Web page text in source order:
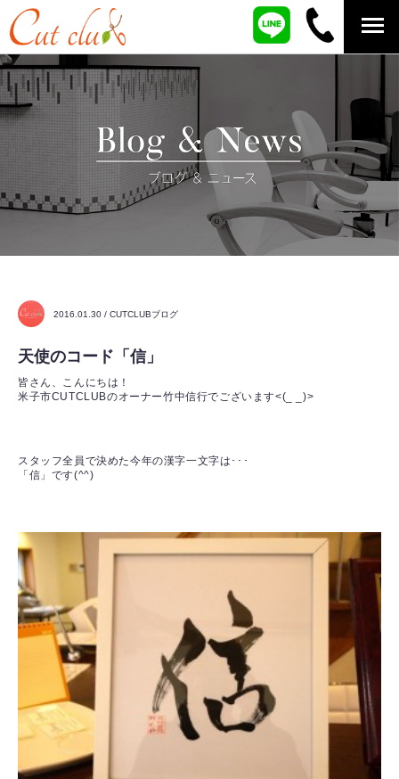
2016.01.30 / CUTCLUBブログ
天使のコード「信」
皆さん、こんにちは！
米子市CUTCLUBのオーナー竹中信行でございます<(_ _)>
スタッフ全員で決めた今年の漢字一文字は･･･
「信」です(^^)